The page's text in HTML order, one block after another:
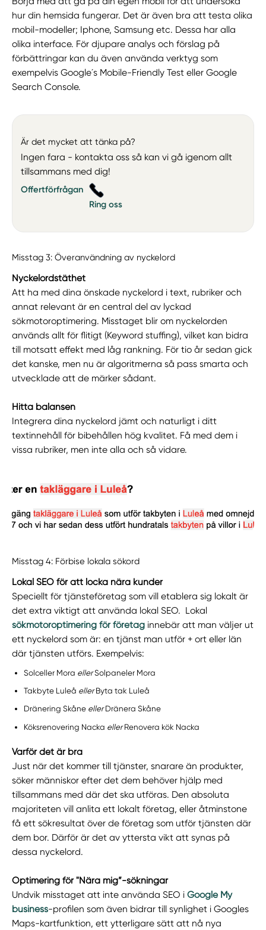
hur din hemsida fungerar. Det är även bra att testa olika
mobil-modeller; Iphone, Samsung etc. Dessa har alla
olika interface. För djupare analys och förslag på
förbättringar kan du även använda verktyg som
exempelvis Google´s Mobile-Friendly Test eller Google
Search Console.
Är det mycket att tänka på?
Ingen fara - kontakta oss så kan vi gå igenom allt
tillsammans med dig!
Offertförfrågan
Ring oss
Misstag 3: Överanvändning av nyckelord
Nyckelordstäthet
Att ha med dina önskade nyckelord i text, rubriker och
annat relevant är en central del av lyckad
sökmotoroptimering. Misstaget blir om nyckelorden
används allt för flitigt (Keyword stuffing), vilket kan bidra
till motsatt effekt med låg rankning. För tio år sedan gick
det kanske, men nu är algoritmerna så pass smarta och
utvecklade att de märker sådant.
Hitta balansen
Integrera dina nyckelord jämt och naturligt i ditt
textinnehåll för bibehållen hög kvalitet. Få med dem i
vissa rubriker, men inte alla och så vidare.
Misstag 4: Förbise lokala sökord
Lokal SEO för att locka nära kunder
Speciellt för tjänsteföretag som vill etablera sig lokalt är
det extra viktigt att använda lokal SEO. Lokal
sökmotoroptimering för företag innebär att man väljer ut
ett nyckelord som är: en tjänst man utför + ort eller län
där tjänsten utförs. Exempelvis:
Solceller Mora ellerSolpaneler Mora
Takbyte Luleå ellerByta tak Luleå
Dränering Skåne ellerDränera Skåne
Köksrenovering Nacka ellerRenovera kök Nacka
Varför det är bra
Just när det kommer till tjänster, snarare än produkter,
söker människor efter det dem behöver hjälp med
tillsammans med där det ska utföras. Den absoluta
majoriteten vill anlita ett lokalt företag, eller åtminstone
få ett sökresultat över de företag som utför tjänsten där
dem bor. Därför är det av yttersta vikt att synas på
dessa nyckelord.
Optimering för "Nära mig”-sökningar
Undvik misstaget att inte använda SEO iGoogle My
business-profilen som även bidrar till synlighet i Googles
Maps-kartfunktion, ett ytterligare sätt att nå nya